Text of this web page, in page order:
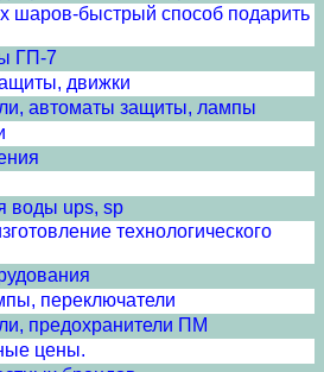
шаров-быстрый способ подарить
ГП-7
движки
автоматы защиты, лампы
воды ups, sp
технологического
переключатели
предохранители ПМ
цены.